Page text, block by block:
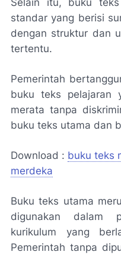
standar yang berisi
dengan struktur dan
tertentu.
Pemerintah
buku teks pelajaran
merata tanpa
buku teks utama dan
Download : buku teks
merdeka
Buku teks utama
digunakan dalam
kurikulum yang
Pemerintah tanpa